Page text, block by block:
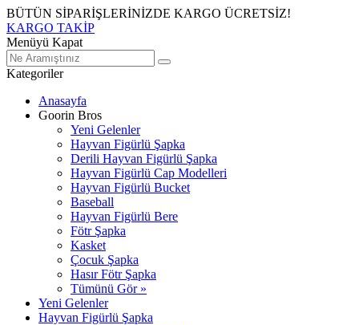
BÜTÜN SİPARİŞLERİNİZDE KARGO ÜCRETSİZ!
KARGO TAKİP
Menüyü Kapat
Kategoriler
Anasayfa
Goorin Bros
Yeni Gelenler
Hayvan Figürlü Şapka
Derili Hayvan Figürlü Şapka
Hayvan Figürlü Cap Modelleri
Hayvan Figürlü Bucket
Baseball
Hayvan Figürlü Bere
Fötr Şapka
Kasket
Çocuk Şapka
Hasır Fötr Şapka
Tümünü Gör »
Yeni Gelenler
Hayvan Figürlü Şapka